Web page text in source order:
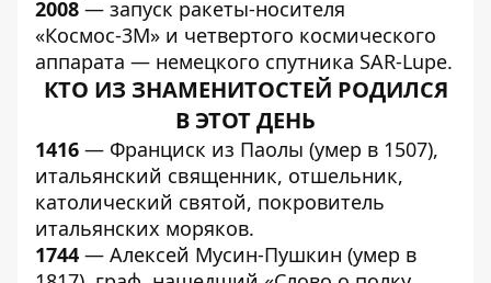
2008 — запуск ракеты-носителя
«Космос-3М» и четвертого космического
аппарата — немецкого спутника SAR-Lupe.
КТО ИЗ ЗНАМЕНИТОСТЕЙ РОДИЛСЯ
В ЭТОТ ДЕНЬ
1416 — Франциск из Паолы (умер в 1507),
итальянский священник, отшельник,
католический святой, покровитель
итальянских моряков.
1744 — Алексей Мусин-Пушкин (умер в